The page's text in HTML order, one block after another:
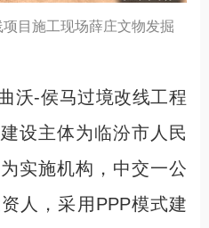
目施工现场薛庄文物发掘
-侯马过境改线工程
设主体为临汾市人民
实施机构，中交一公
人，采用PPP模式建